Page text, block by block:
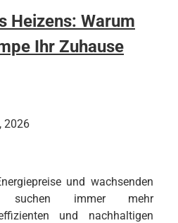
Heizens: Warum
Ihr Zuhause
2026
und wachsenden
suchen immer mehr
und nachhaltigen